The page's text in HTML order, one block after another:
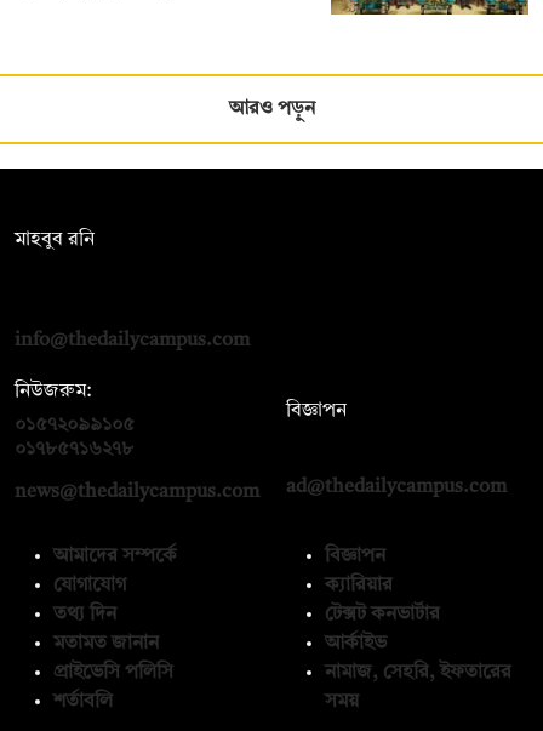
আরও পড়ুন
মাহবুব রনি
info@thedailycampus.com
নিউজরুম:
০১৫৭২০৯৯১০৫
০১৭৮৫৭১৬২৭৮
news@thedailycampus.com
বিজ্ঞাপন
ad@thedailycampus.com
আমাদের সম্পর্কে
যোগাযোগ
তথ্য দিন
মতামত জানান
প্রাইভেসি পলিসি
শর্তাবলি
বিজ্ঞাপন
ক্যারিয়ার
টেক্সট কনভার্টার
আর্কাইভ
নামাজ, সেহরি, ইফতারের
সময়